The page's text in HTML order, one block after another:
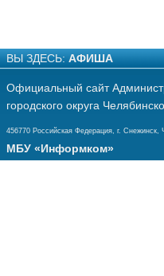
ВЫ ЗДЕСЬ: АФИША
Официальный сайт
городского округа
456770 Российская Федерация, г. Снежинск,
МБУ «Информком»